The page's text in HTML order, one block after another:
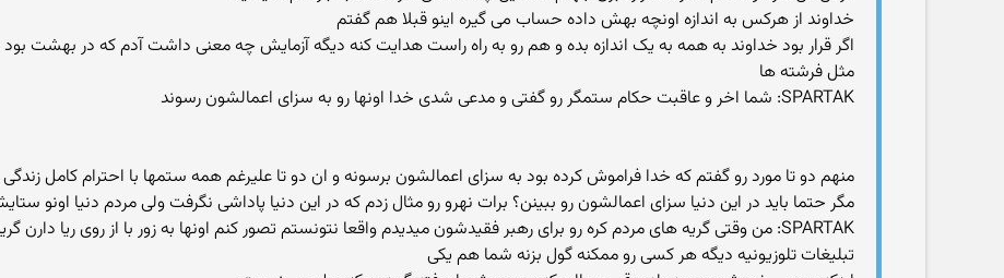
خداوند از هرکس به اندازه اونچه بهش داده حساب می گیره اینو قبلا هم گفتم
اگر قرار بود خداوند به همه به یک اندازه بده و هم رو به راه راست هدایت کنه دیگه آزمایش چه معنی داشت آدم که در بهشت بود
مثل فرشته ها
SPARTAK: شما اخر و عاقبت حکام ستمگر رو گفتی و مدعی شدی خدا اونها رو به سزای اعمالشون رسوند
منهم دو تا مورد رو گفتم که خدا فراموش کرده بود به سزای اعمالشون برسونه و ان دو تا علیرغم همه ستمها با احترام کامل زندگی
مگر حتما باید در این دنیا سزای اعمالشون رو ببینن؟ برات نهرو رو مثال زدم که در این دنیا پاداشی نگرفت ولی مردم دنیا اونو
SPARTAK: من وقتی گریه های مردم کره رو برای رهبر فقیدشون میدیدم واقعا نتونستم تصور کنم اونها به زور با از روی ریا دارن گریه میکنن
تبلیغات تلوزیونیه دیگه هر کسی رو ممکنه گول بزنه شما هم یکی